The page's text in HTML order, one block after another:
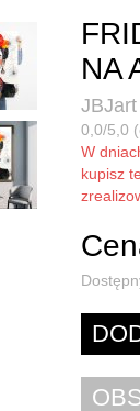
NA
0,0/5,0
W
kupisz